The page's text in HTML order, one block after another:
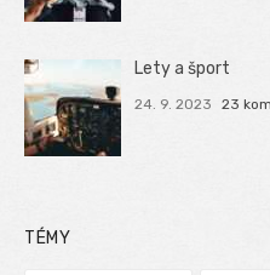
Lety a šport
24. 9. 2023 23
TÉMY